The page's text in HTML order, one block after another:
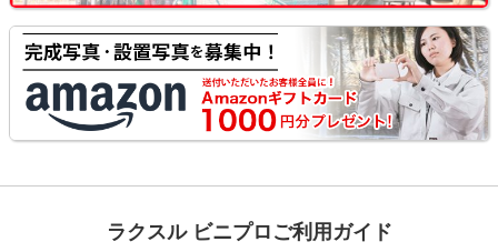
ラクスル ビニプロご利用ガイド